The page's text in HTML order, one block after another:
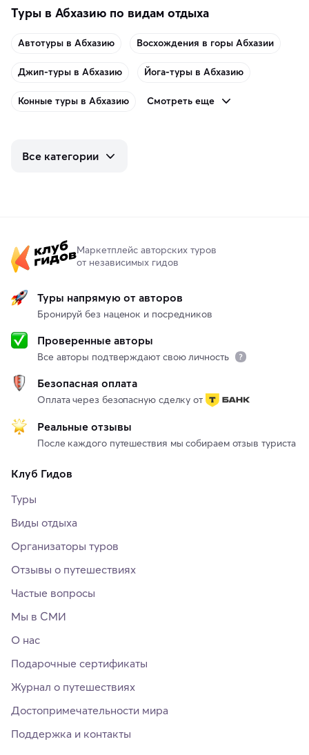
Туры в Абхазию по видам отдыха
Автотуры в Абхазию Восхождения в горы Абхазии
Джип-туры в Абхазию Йога-туры в Абхазию
Конные туры в Абхазию Смотреть еще
Все категории
Маркетплейс авторских туров
от независимых гидов
Туры напрямую от авторов
Бронируй без наценок и посредников
Проверенные авторы
Все авторы подтверждают свою личность
Безопасная оплата
Оплата через безопасную сделку от
Реальные отзывы
После каждого путешествия мы собираем отзыв туриста
Клуб Гидов
Туры
Виды отдыха
Организаторы туров
Отзывы о путешествиях
Частые вопросы
Мы в СМИ
О нас
Подарочные сертификаты
Журнал о путешествиях
Достопримечательности мира
Поддержка и контакты